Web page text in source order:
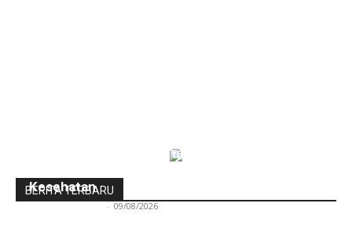
BERITA TERBARU
Menkes Budi: Jangan Tunggu Sakit,
Kesehatan
- 09/08/2026